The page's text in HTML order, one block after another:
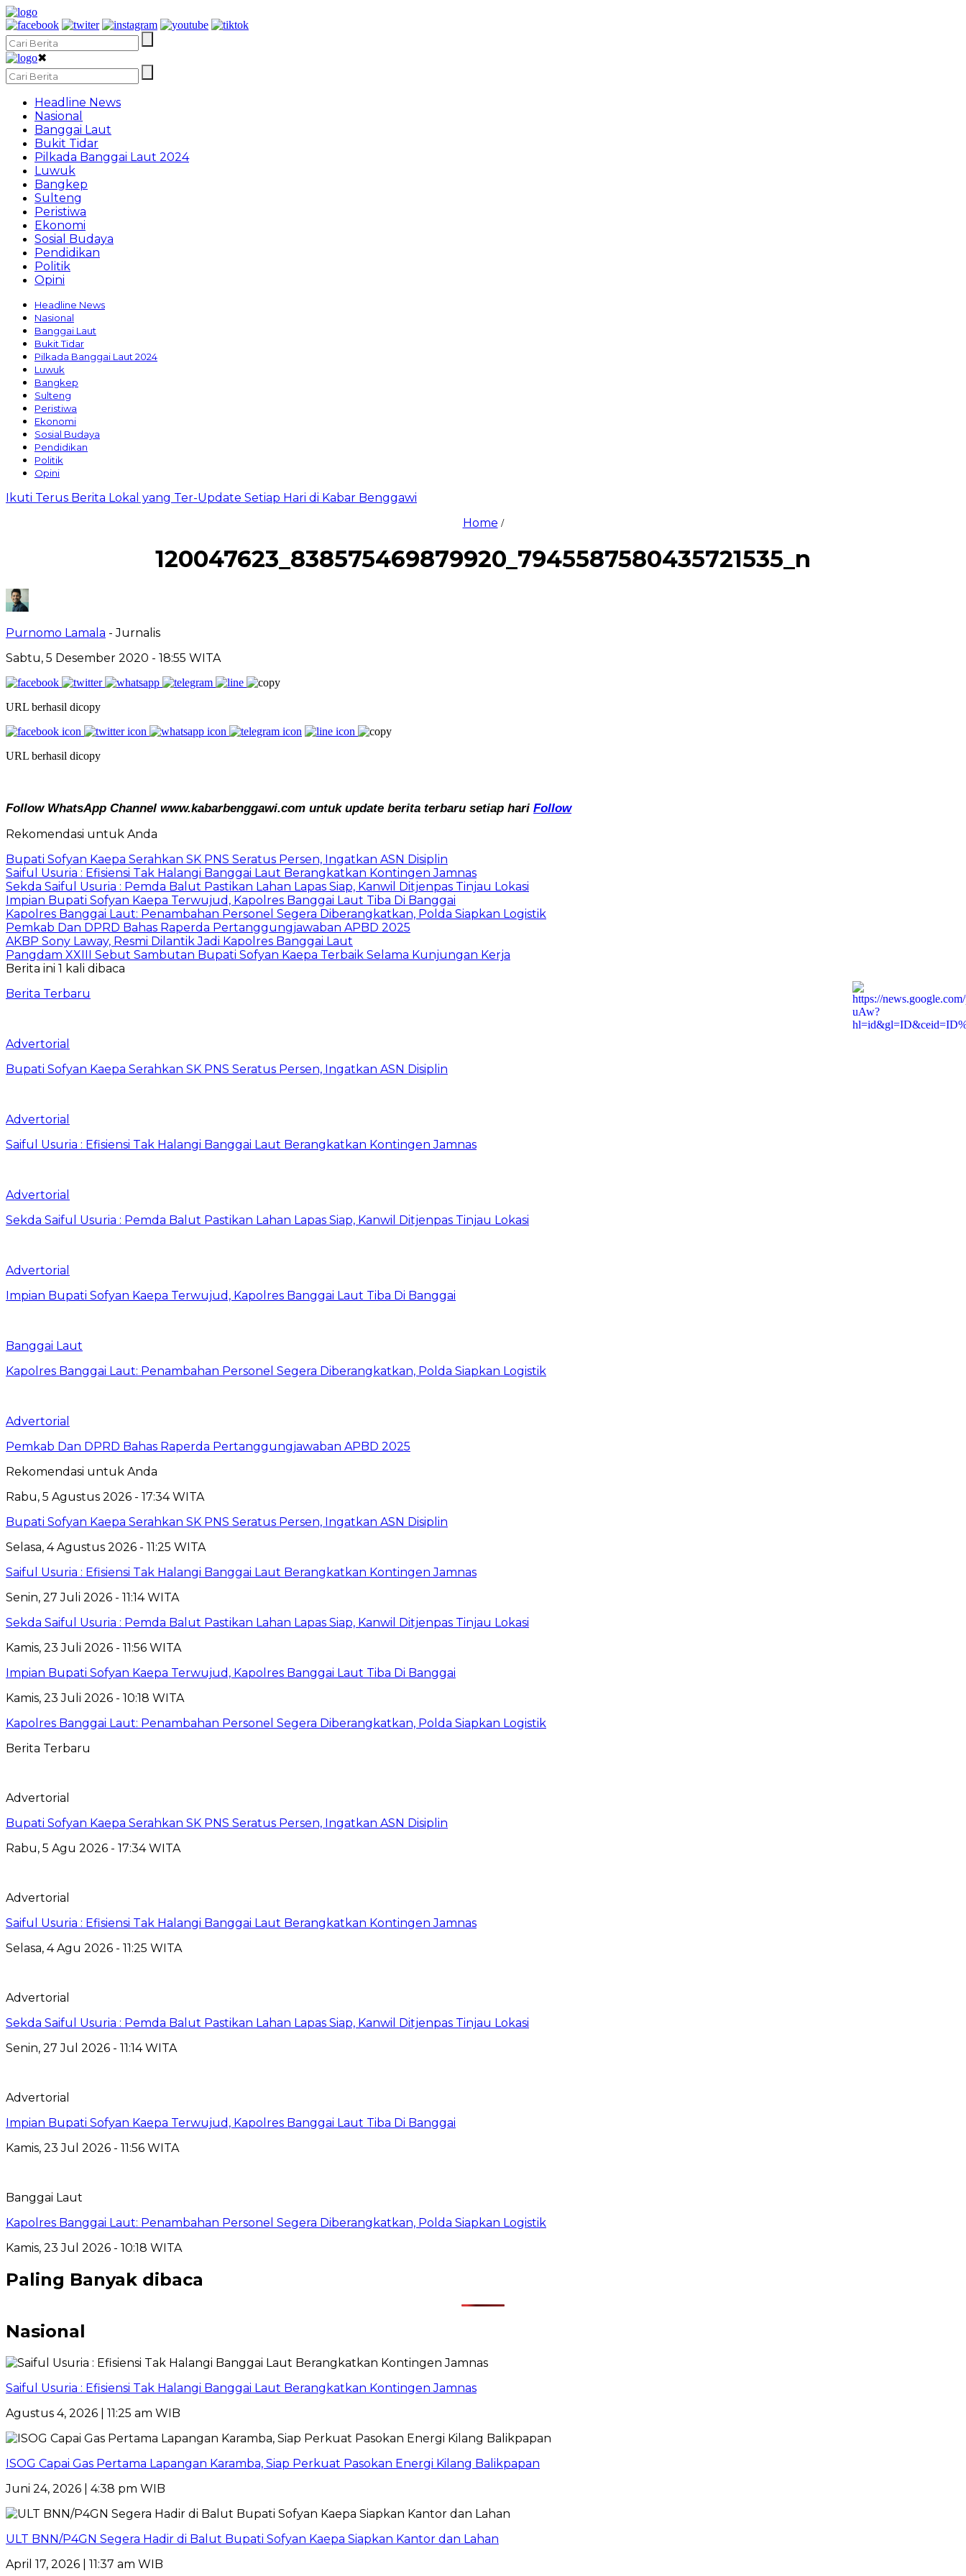
✖
Headline News
Nasional
Banggai Laut
Bukit Tidar
Pilkada Banggai Laut 2024
Luwuk
Bangkep
Sulteng
Peristiwa
Ekonomi
Sosial Budaya
Pendidikan
Politik
Opini
Headline News
Nasional
Banggai Laut
Bukit Tidar
Pilkada Banggai Laut 2024
Luwuk
Bangkep
Sulteng
Peristiwa
Ekonomi
Sosial Budaya
Pendidikan
Politik
Opini
Ikuti Terus Berita Lokal yang Ter-Update Setiap Hari di Kabar Benggawi
Home /
120047623_838575469879920_7945587580435721535_n
Purnomo Lamala - Jurnalis
Sabtu, 5 Desember 2020 - 18:55 WITA
URL berhasil dicopy
URL berhasil dicopy
Follow WhatsApp Channel www.kabarbenggawi.com untuk update berita terbaru setiap hari Follow
Rekomendasi untuk Anda
Bupati Sofyan Kaepa Serahkan SK PNS Seratus Persen, Ingatkan ASN Disiplin
Saiful Usuria : Efisiensi Tak Halangi Banggai Laut Berangkatkan Kontingen Jamnas
Sekda Saiful Usuria : Pemda Balut Pastikan Lahan Lapas Siap, Kanwil Ditjenpas Tinjau Lokasi
Impian Bupati Sofyan Kaepa Terwujud, Kapolres Banggai Laut Tiba Di Banggai
Kapolres Banggai Laut: Penambahan Personel Segera Diberangkatkan, Polda Siapkan Logistik
Pemkab Dan DPRD Bahas Raperda Pertanggungjawaban APBD 2025
AKBP Sony Laway, Resmi Dilantik Jadi Kapolres Banggai Laut
Pangdam XXIII Sebut Sambutan Bupati Sofyan Kaepa Terbaik Selama Kunjungan Kerja
Berita ini 1 kali dibaca
Berita Terbaru
Advertorial
Bupati Sofyan Kaepa Serahkan SK PNS Seratus Persen, Ingatkan ASN Disiplin
Advertorial
Saiful Usuria : Efisiensi Tak Halangi Banggai Laut Berangkatkan Kontingen Jamnas
Advertorial
Sekda Saiful Usuria : Pemda Balut Pastikan Lahan Lapas Siap, Kanwil Ditjenpas Tinjau Lokasi
Advertorial
Impian Bupati Sofyan Kaepa Terwujud, Kapolres Banggai Laut Tiba Di Banggai
Banggai Laut
Kapolres Banggai Laut: Penambahan Personel Segera Diberangkatkan, Polda Siapkan Logistik
Advertorial
Pemkab Dan DPRD Bahas Raperda Pertanggungjawaban APBD 2025
Rekomendasi untuk Anda
Rabu, 5 Agustus 2026 - 17:34 WITA
Bupati Sofyan Kaepa Serahkan SK PNS Seratus Persen, Ingatkan ASN Disiplin
Selasa, 4 Agustus 2026 - 11:25 WITA
Saiful Usuria : Efisiensi Tak Halangi Banggai Laut Berangkatkan Kontingen Jamnas
Senin, 27 Juli 2026 - 11:14 WITA
Sekda Saiful Usuria : Pemda Balut Pastikan Lahan Lapas Siap, Kanwil Ditjenpas Tinjau Lokasi
Kamis, 23 Juli 2026 - 11:56 WITA
Impian Bupati Sofyan Kaepa Terwujud, Kapolres Banggai Laut Tiba Di Banggai
Kamis, 23 Juli 2026 - 10:18 WITA
Kapolres Banggai Laut: Penambahan Personel Segera Diberangkatkan, Polda Siapkan Logistik
Berita Terbaru
Advertorial
Bupati Sofyan Kaepa Serahkan SK PNS Seratus Persen, Ingatkan ASN Disiplin
Rabu, 5 Agu 2026 - 17:34 WITA
Advertorial
Saiful Usuria : Efisiensi Tak Halangi Banggai Laut Berangkatkan Kontingen Jamnas
Selasa, 4 Agu 2026 - 11:25 WITA
Advertorial
Sekda Saiful Usuria : Pemda Balut Pastikan Lahan Lapas Siap, Kanwil Ditjenpas Tinjau Lokasi
Senin, 27 Jul 2026 - 11:14 WITA
Advertorial
Impian Bupati Sofyan Kaepa Terwujud, Kapolres Banggai Laut Tiba Di Banggai
Kamis, 23 Jul 2026 - 11:56 WITA
Banggai Laut
Kapolres Banggai Laut: Penambahan Personel Segera Diberangkatkan, Polda Siapkan Logistik
Kamis, 23 Jul 2026 - 10:18 WITA
Paling Banyak dibaca
Nasional
Saiful Usuria : Efisiensi Tak Halangi Banggai Laut Berangkatkan Kontingen Jamnas
Agustus 4, 2026 | 11:25 am WIB
ISOG Capai Gas Pertama Lapangan Karamba, Siap Perkuat Pasokan Energi Kilang Balikpapan
Juni 24, 2026 | 4:38 pm WIB
ULT BNN/P4GN Segera Hadir di Balut Bupati Sofyan Kaepa Siapkan Kantor dan Lahan
April 17, 2026 | 11:37 am WIB